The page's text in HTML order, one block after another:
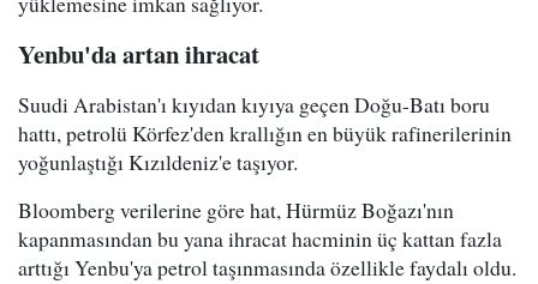
Yenbu'da artan ihracat
Suudi Arabistan'ı kıyıdan kıyıya geçen Doğu-Batı boru
hattı, petrolü Körfez'den krallığın en büyük rafinerilerinin
yoğunlaştığı Kızıldeniz'e taşıyor.
Bloomberg verilerine göre hat, Hürmüz Boğazı'nın
kapanmasından bu yana ihracat hacminin üç kattan fazla
arttığı Yenbu'ya petrol taşınmasında özellikle faydalı oldu.